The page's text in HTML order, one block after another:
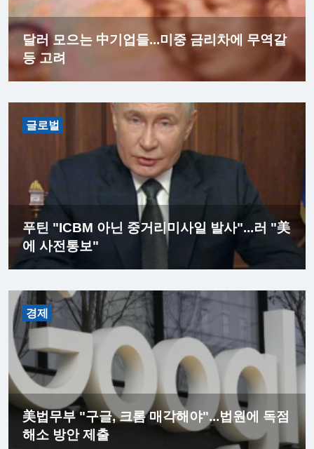
달러 모으는 中기업들...미중 금리차에 무역갈
등 고려
글로벌
푸틴 "ICBM 아닌 중거리미사일 발사"...러 "美
에 사전통보"
경제
美법무부 "구글, 크롬 매각해야"...법원에 독점
해소 방안 제출